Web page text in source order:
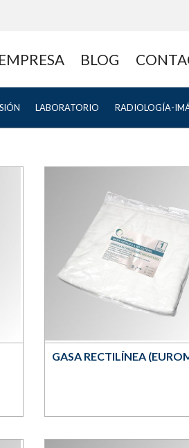
EMPRESA BLOG
LABORATORIO RADIOLOGÍA-
GASA RECTILÍNEA